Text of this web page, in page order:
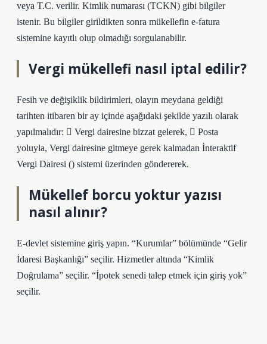
veya T.C. verilir. Kimlik numarası (TCKN) gibi bilgiler
istenir. Bu bilgiler girildikten sonra mükellefin e-fatura
sistemine kayıtlı olup olmadığı sorgulanabilir.
Vergi mükellefi nasıl iptal edilir?
Fesih ve değişiklik bildirimleri, olayın meydana geldiği
tarihten itibaren bir ay içinde aşağıdaki şekilde yazılı olarak
yapılmalıdır:  Vergi dairesine bizzat gelerek,  Posta
yoluyla, Vergi dairesine gitmeye gerek kalmadan İnteraktif
Vergi Dairesi () sistemi üzerinden göndererek.
Mükellef borcu yoktur yazısı
nasıl alınır?
E-devlet sistemine giriş yapın. “Kurumlar” bölümünde “Gelir
İdaresi Başkanlığı” seçilir. Hizmetler altında “Kimlik
Doğrulama” seçilir. “İpotek senedi talep etmek için giriş yok”
seçilir.